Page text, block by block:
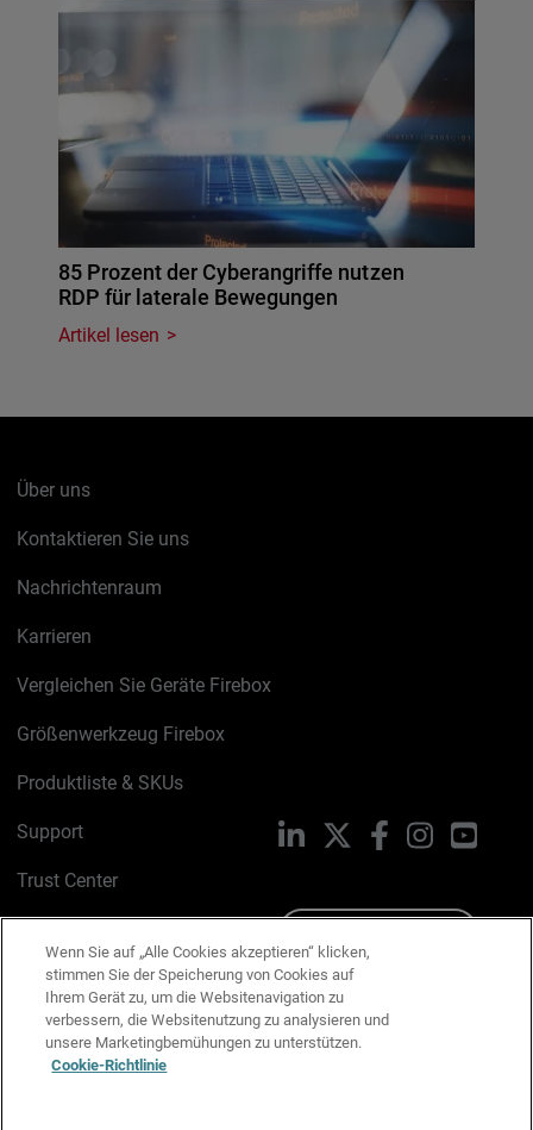
85 Prozent der Cyberangriffe nutzen
RDP für laterale Bewegungen
Artikel lesen
Über uns
Kontaktieren Sie uns
Nachrichtenraum
Karrieren
Vergleichen Sie Geräte Firebox
Größenwerkzeug Firebox
Produktliste & SKUs
Support
Trust Center
Cookie-Richtlinie
Datenschutzrichtlinie
Media & Brand Kit
LinkedIn FacebookInstagram
Wenn Sie auf „Alle Cookies akzeptieren“ klicken,
stimmen Sie der Speicherung von Cookies auf
Ihrem Gerät zu, um die Websitenavigation zu
verbessern, die Websitenutzung zu analysieren und
unsere Marketingbemühungen zu unterstützen.
Cookie-Richtlinie